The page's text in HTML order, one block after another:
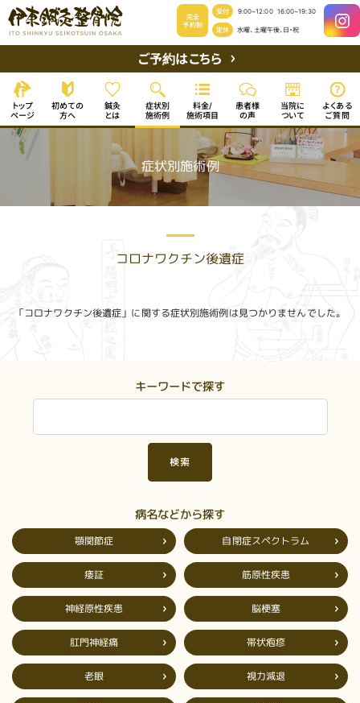
完全
予約制
受付 9:00~12:00 16:00~19:30
定休 水曜、土曜午後、日・祝
ご予約はこちら
トップ
ページ
初めての
方へ
鍼灸
とは
症状別
施術例
料金/
施術項目
患者様
の声
当院に
ついて
よくある
ご質問
症状別施術例
コロナワクチン後遺症
「コロナワクチン後遺症」に関する症状別施術例は見つかりませんでした。
キーワードで探す
病名などから探す
顎関節症 自閉症スペクトラム
痿証 筋原性疾患
神経原性疾患 脳梗塞
肛門神経痛 帯状疱疹
老眼 視力減退